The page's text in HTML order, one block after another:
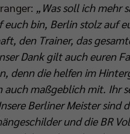
„Was soll ich mehr
euch bin, Berlin stolz auf
den Trainer, das
Dank gilt auch euren
denn die helfen im
auch maßgeblich mit. Ihr
Berliner Meister sind
und die BR